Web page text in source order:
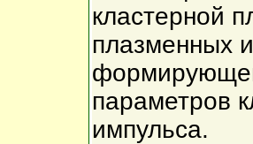
кластерной
плазменных
параметров
импульса.